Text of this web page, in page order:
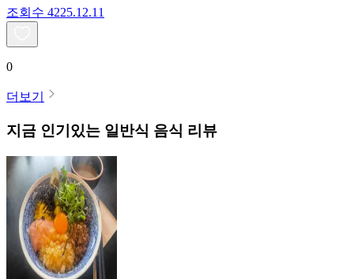
조회수 4225.12.11
0
더보기
지금 인기있는 일반식 음식 리뷰